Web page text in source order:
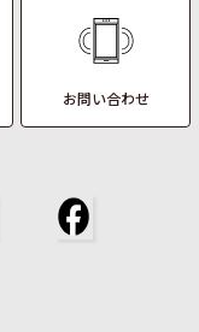
お問い合わせ